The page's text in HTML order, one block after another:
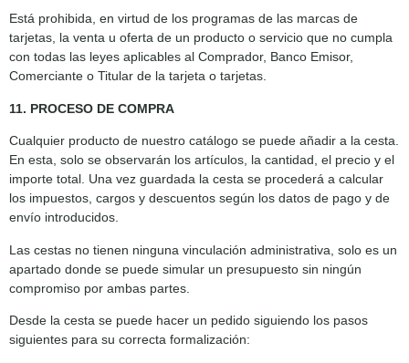
Está prohibida, en virtud de los programas de las marcas de
tarjetas, la venta u oferta de un producto o servicio que no cumpla
con todas las leyes aplicables al Comprador, Banco Emisor,
Comerciante o Titular de la tarjeta o tarjetas.
11. PROCESO DE COMPRA
Cualquier producto de nuestro catálogo se puede añadir a la cesta.
En esta, solo se observarán los artículos, la cantidad, el precio y el
importe total. Una vez guardada la cesta se procederá a calcular
los impuestos, cargos y descuentos según los datos de pago y de
envío introducidos.
Las cestas no tienen ninguna vinculación administrativa, solo es un
apartado donde se puede simular un presupuesto sin ningún
compromiso por ambas partes.
Desde la cesta se puede hacer un pedido siguiendo los pasos
siguientes para su correcta formalización: